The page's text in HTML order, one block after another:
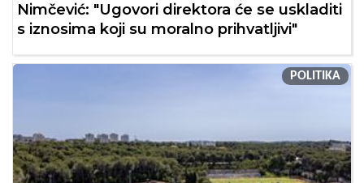
Nimčević: "Ugovori direktora će se uskladiti
s iznosima koji su moralno prihvatljivi"
POLITIKA